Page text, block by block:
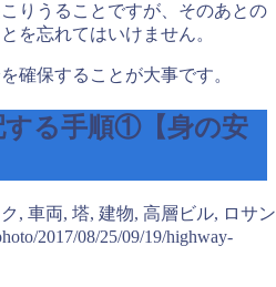
りうることですが、そのあとの
を忘れてはいけません。
確保することが大事です。
する手順①【身の安
2017/08/25/09/19/highway-